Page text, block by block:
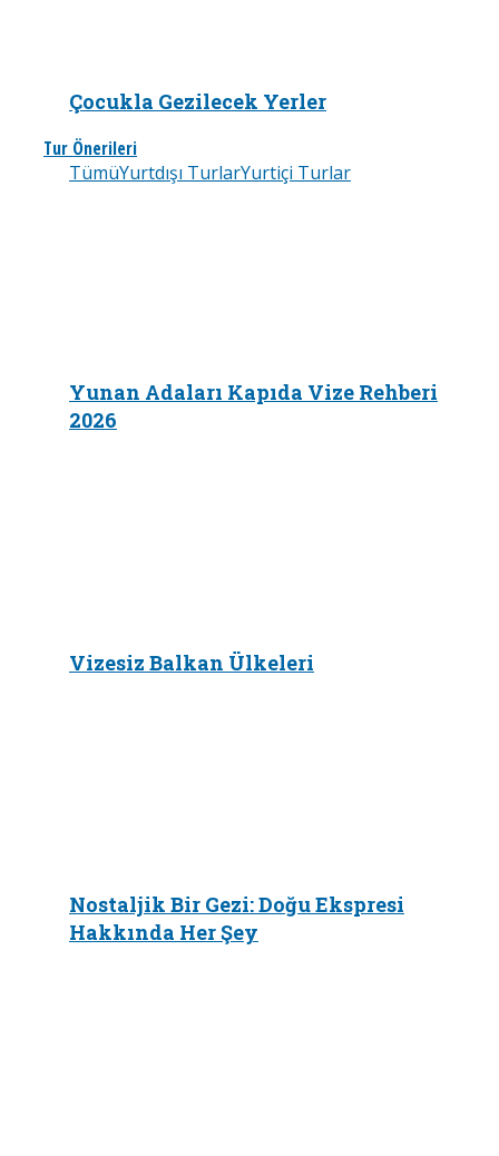
Çocukla Gezilecek Yerler
Tur Önerileri
TümüYurtdışı TurlarYurtiçi Turlar
Yunan Adaları Kapıda Vize Rehberi
2026
Vizesiz Balkan Ülkeleri
Nostaljik Bir Gezi: Doğu Ekspresi
Hakkında Her Şey